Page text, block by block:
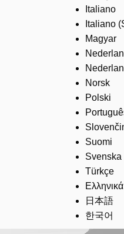
Italiano
Italiano
Magyar
Norsk
Polski
Suomi
Svenska
Türkçe
Ελληνικά
日本語
한국어